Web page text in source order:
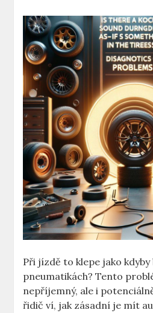
Při jízdě to klepe jako kdyby
pneumatikách? Tento
nepříjemný, ale i
řidič ví, jak zásadní je mít